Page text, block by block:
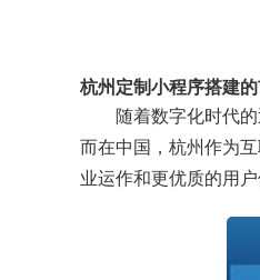
杭州定制小程序搭建
随着数字化时代
而在中国，杭州作为
业运作和更优质的用户